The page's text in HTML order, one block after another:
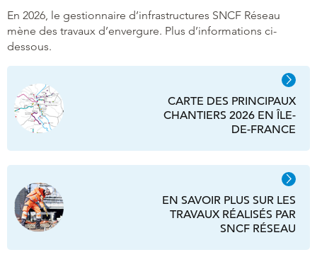
En 2026, le gestionnaire d’infrastructures SNCF Réseau
mène des travaux d’envergure. Plus d’informations ci-
dessous.
CARTE DES PRINCIPAUX
CHANTIERS 2026 EN ÎLE-
DE-FRANCE
EN SAVOIR PLUS SUR LES
TRAVAUX RÉALISÉS PAR
SNCF RÉSEAU